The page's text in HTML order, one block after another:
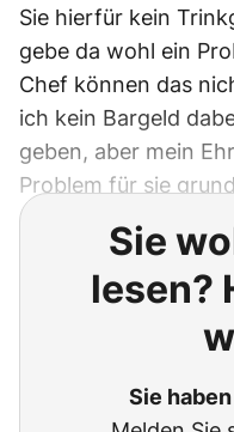
Sie hierfür kein
gebe da wohl ein
Chef können das
ich kein Bargeld
geben, aber mein
Problem für sie
Sie
lesen?
Sie